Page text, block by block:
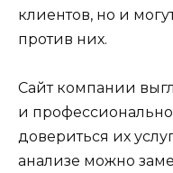
клиентов, но и
против них.
Сайт компании
и профессионально,
довериться их
анализе можно